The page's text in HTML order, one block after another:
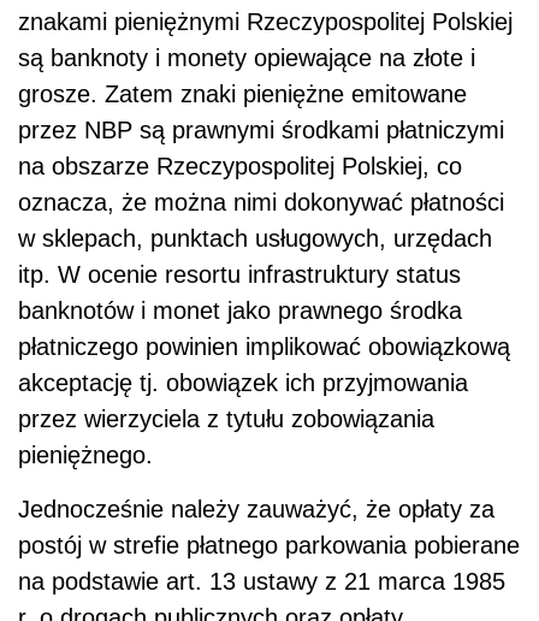
znakami pieniężnymi Rzeczypospolitej Polskiej
są banknoty i monety opiewające na złote i
grosze. Zatem znaki pieniężne emitowane
przez NBP są prawnymi środkami płatniczymi
na obszarze Rzeczypospolitej Polskiej, co
oznacza, że można nimi dokonywać płatności
w sklepach, punktach usługowych, urzędach
itp. W ocenie resortu infrastruktury status
banknotów i monet jako prawnego środka
płatniczego powinien implikować obowiązkową
akceptację tj. obowiązek ich przyjmowania
przez wierzyciela z tytułu zobowiązania
pieniężnego.
Jednocześnie należy zauważyć, że opłaty za
postój w strefie płatnego parkowania pobierane
na podstawie art. 13 ustawy z 21 marca 1985